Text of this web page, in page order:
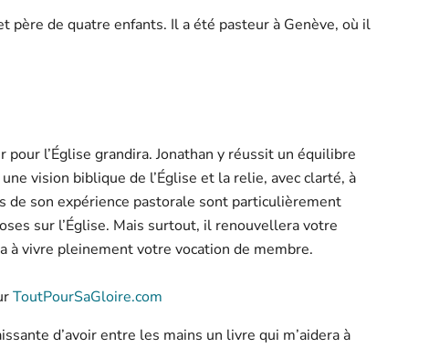
père de quatre enfants. Il a été pasteur à Genève, où il
l’Église grandira. Jonathan y réussit un équilibre
vision biblique de l’Église et la relie, avec clarté, à
de son expérience pastorale sont particulièrement
sur l’Église. Mais surtout, il renouvellera votre
à vivre pleinement votre vocation de membre.
ToutPourSaGloire.com
d’avoir entre les mains un livre qui m’aidera à